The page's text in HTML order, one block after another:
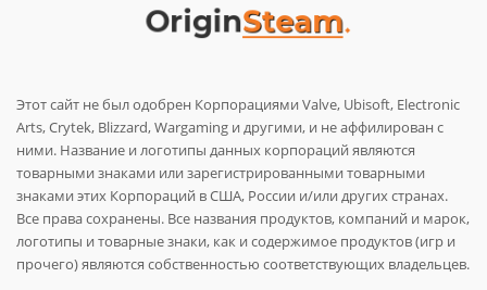
Этот сайт не был одобрен Корпорациями Valve, Ubisoft, Electronic
Arts, Crytek, Blizzard, Wargaming и другими, и не аффилирован с
ними. Название и логотипы данных корпораций являются
товарными знаками или зарегистрированными товарными
знаками этих Корпораций в США, России и/или других странах.
Все права сохранены. Все названия продуктов, компаний и марок,
логотипы и товарные знаки, как и содержимое продуктов (игр и
прочего) являются собственностью соответствующих владельцев.